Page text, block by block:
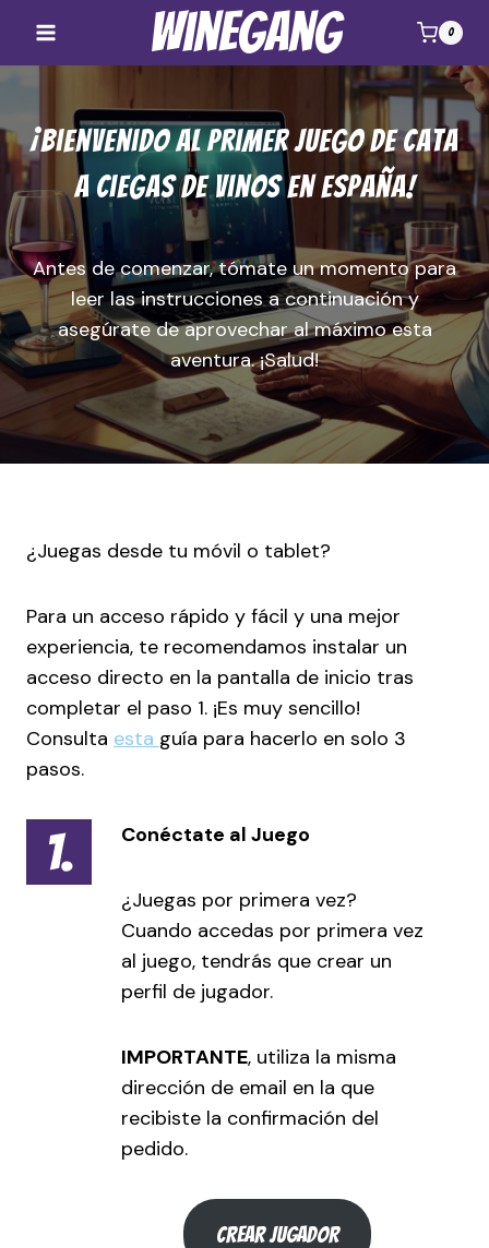
Winegang 0
¡Bienvenido al primer juego de cata
a ciegas de vinos en España!
Antes de comenzar, tómate un momento para
leer las instrucciones a continuación y
asegúrate de aprovechar al máximo esta
aventura. ¡Salud!
¿Juegas desde tu móvil o tablet?
Para un acceso rápido y fácil y una mejor
experiencia, te recomendamos instalar un
acceso directo en la pantalla de inicio tras
completar el paso 1. ¡Es muy sencillo!
Consulta esta guía para hacerlo en solo 3
pasos.
Conéctate al Juego
¿Juegas por primera vez?
Cuando accedas por primera vez
al juego, tendrás que crear un
perfil de jugador.
IMPORTANTE, utiliza la misma
dirección de email en la que
recibiste la confirmación del
pedido.
CREAR JUGADOR